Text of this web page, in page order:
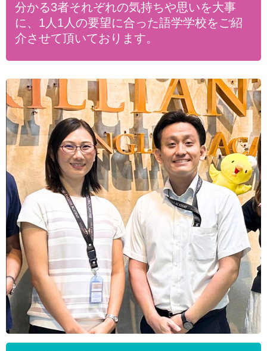
分かる3者それぞれの気持ちや思いを大事
に、1人1人の要望に合った語学学校をご紹
介させて頂いております。